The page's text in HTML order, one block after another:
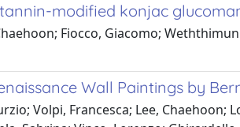
modified konjac
Fiocco, Giacomo;
Wall Paintings by
Volpi, Francesca; Lee,